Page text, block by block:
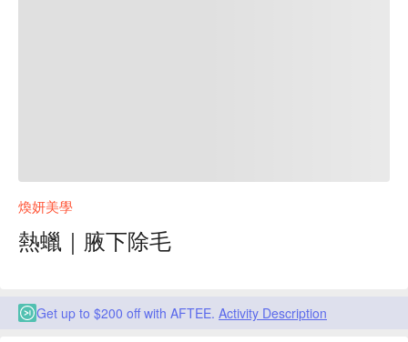
煥妍美學
熱蠟｜腋下除毛
Get up to $200 off with AFTEE. Activity Description